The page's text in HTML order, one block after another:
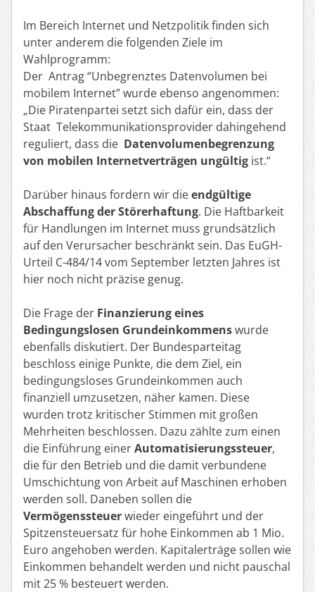
Im Bereich Internet und Netzpolitik finden sich
unter anderem die folgenden Ziele im
Wahlprogramm:
Der Antrag “Unbegrenztes Datenvolumen bei
mobilem Internet”wurde ebenso angenommen:
„Die Piratenpartei setzt sich dafür ein, dass der
Staat Telekommunikationsprovider dahingehend
reguliert, dass die Datenvolumenbegrenzung
von mobilen Internetverträgen ungültig ist.“
Darüber hinaus fordern wir dieendgültige
Abschaffung der Störerhaftung. Die Haftbarkeit
für Handlungen im Internet muss grundsätzlich
auf den Verursacher beschränkt sein. Das EuGH-
Urteil C-484/14 vom September letzten Jahres ist
hier noch nicht präzise genug.
Die Frage der Finanzierung eines
Bedingungslosen Grundeinkommenswurde
ebenfalls diskutiert. Der Bundesparteitag
beschloss einige Punkte, die dem Ziel, ein
bedingungsloses Grundeinkommen auch
finanziell umzusetzen, näher kamen. Diese
wurden trotz kritischer Stimmen mit großen
Mehrheiten beschlossen. Dazu zählte zum einen
die Einführung einerAutomatisierungssteuer,
die für den Betrieb und die damit verbundene
Umschichtung von Arbeit auf Maschinen erhoben
werden soll. Daneben sollen die
Vermögenssteuerwieder eingeführt und der
Spitzensteuersatz für hohe Einkommen ab 1 Mio.
Euro angehoben werden. Kapitalerträge sollen wie
Einkommen behandelt werden und nicht pauschal
mit 25 % besteuert werden.